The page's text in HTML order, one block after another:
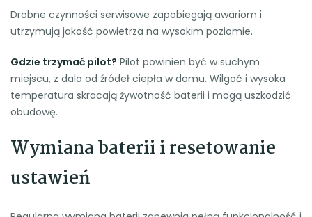
Drobne czynności serwisowe zapobiegają awariom i
utrzymują jakość powietrza na wysokim poziomie.
Gdzie trzymać pilot? Pilot powinien być w suchym
miejscu, z dala od źródeł ciepła w domu. Wilgoć i wysoka
temperatura skracają żywotność baterii i mogą uszkodzić
obudowę.
Wymiana baterii i resetowanie
ustawień